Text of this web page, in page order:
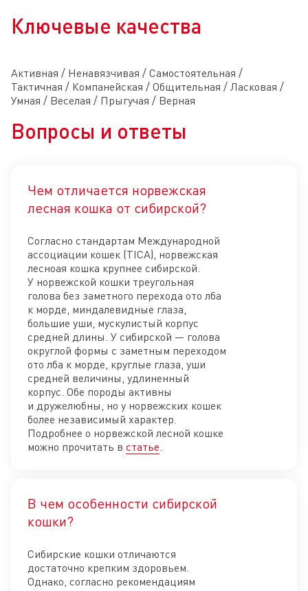
Ключевые качества
Активная / Ненавязчивая / Самостоятельная /
Тактичная / Компанейская / Общительная / Ласковая /
Умная / Веселая / Прыгучая / Верная
Вопросы и ответы
Чем отличается норвежская
лесная кошка от сибирской?
Согласно стандартам Международной
ассоциации кошек (TICA), норвежская
лесноая кошка крупнее сибирской.
У норвежской кошки треугольная
голова без заметного перехода ото лба
к морде, миндалевидные глаза,
большие уши, мускулистый корпус
средней длины. У сибирской — голова
округлой формы с заметным переходом
ото лба к морде, круглые глаза, уши
средней величины, удлиненный
корпус. Обе породы активны
и дружелюбны, но у норвежских кошек
более независимый характер.
Подробнее о норвежской лесной кошке
можно прочитать в статье.
В чем особенности сибирской
кошки?
Сибирские кошки отличаются
достаточно крепким здоровьем.
Однако, согласно рекомендациям